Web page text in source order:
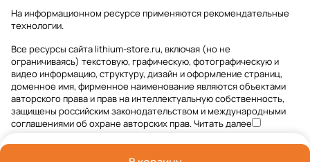
На информационном ресурсе применяютсярекомендательные
технологии.
Все ресурсы сайта lithium-store.ru, включая (но не
ограничиваясь) текстовую, графическую, фотографическую и
видео информацию, структуру, дизайн и оформление страниц,
доменное имя, фирменное наименование являются объектами
авторского права и прав на интеллектуальную собственность,
защищены российским законодательством и международными
соглашениями об охране авторских прав.Читать далее